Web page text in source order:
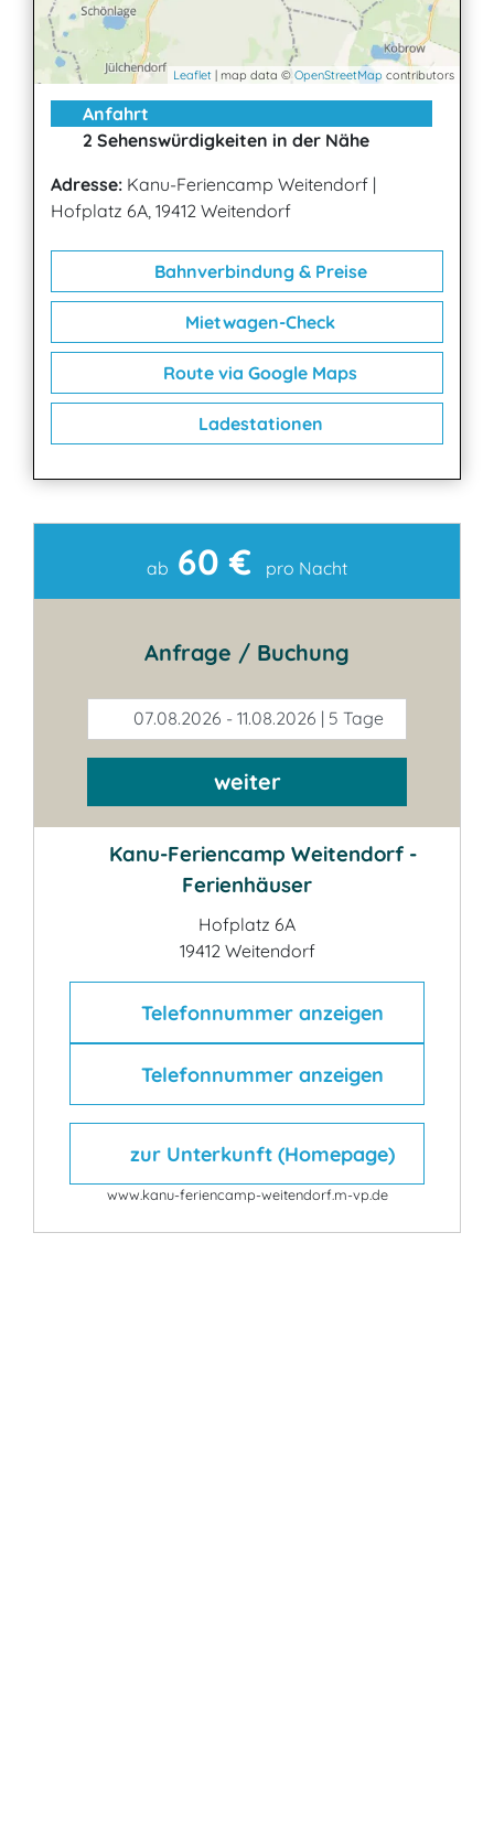
Leaflet | map data © OpenStreetMap contributors
Anfahrt
2 Sehenswürdigkeiten in der Nähe
Adresse: Kanu-Feriencamp Weitendorf |
Hofplatz 6A, 19412 Weitendorf
Bahnverbindung & Preise
Mietwagen-Check
Route via Google Maps
Ladestationen
Kontakt
ab 60 € pro Nacht
Anfrage / Buchung
07.08.2026 - 11.08.2026 | 5 Tage
weiter
Kanu-Feriencamp Weitendorf -
Ferienhäuser
Hofplatz 6A
19412 Weitendorf
Telefonnummer anzeigen
Telefonnummer anzeigen
zur Unterkunft (Homepage)
www.kanu-feriencamp-weitendorf.m-vp.de